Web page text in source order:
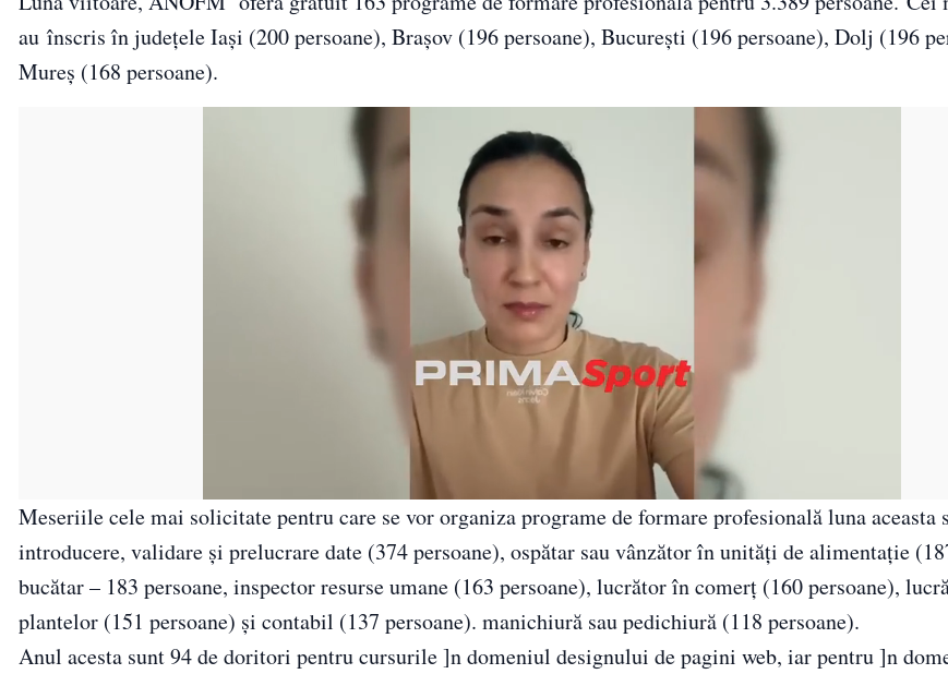
au înscris în judeţele Iaşi (200 persoane), Braşov (196 persoane), Bucureşti (196 persoane), Dolj (196
Mureş (168 persoane).
Meseriile cele mai solicitate pentru care se vor organiza programe de formare profesională luna aceasta
introducere, validare şi prelucrare date (374 persoane), ospătar sau vânzător în unităţi de alimentaţie
bucătar – 183 persoane, inspector resurse umane (163 persoane), lucrător în comerţ (160 persoane),
plantelor (151 persoane) şi contabil (137 persoane). manichiură sau pedichiură (118 persoane).
Anul acesta sunt 94 de doritori pentru cursurile ]n domeniul designului de pagini web, iar pentru ]n